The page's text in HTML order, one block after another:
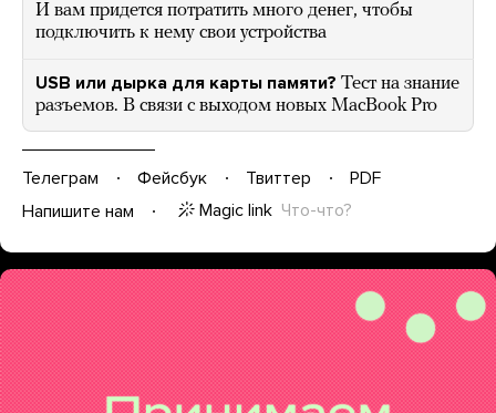
И вам придется потратить много денег, чтобы
подключить к нему свои устройства
USB или дырка для карты памяти? Тест на знание
разъемов. В связи с выходом новых MacBook Pro
Телеграм Фейсбук Твиттер
PDF
Напишите нам
Magic link Что-что?